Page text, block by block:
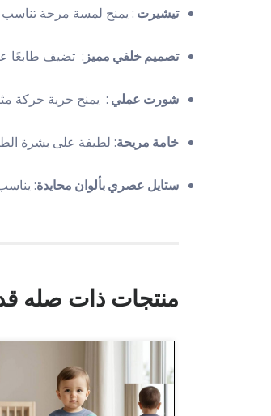
تيشيرت : يمنح لمسة مرحة تناسب
تصميم خلفي مميز: تضيف طابعًا
شورت عملي : يمنح حرية حركة
خامة مريحة: لطيفة على بشرة
ستايل عصري بألوان محايدة:
منتجات ذات صله